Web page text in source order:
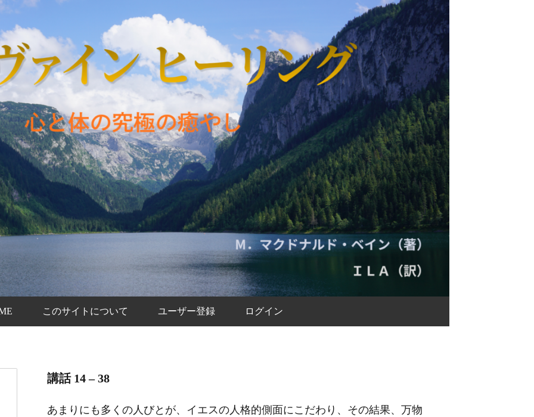
このサイトについて ユーザー登録 ログイン
講話 14 – 38
あまりにも多くの人びとが、イエスの人格的側面にこだわり、その結果、万物